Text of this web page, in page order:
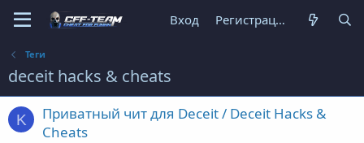
Вход Регистрация
Теги
deceit hacks & cheats
K
Приватный чит для Deceit / Deceit Hacks &
Cheats